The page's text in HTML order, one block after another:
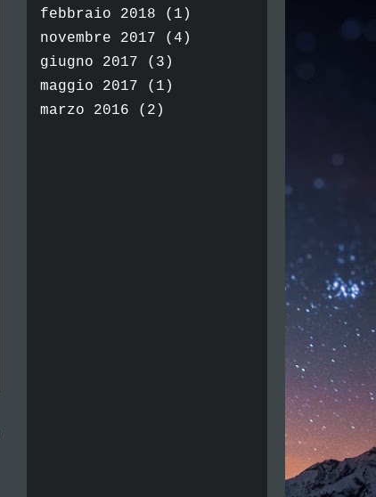
febbraio 2018 (1)
novembre 2017 (4)
giugno 2017 (3)
maggio 2017 (1)
marzo 2016 (2)